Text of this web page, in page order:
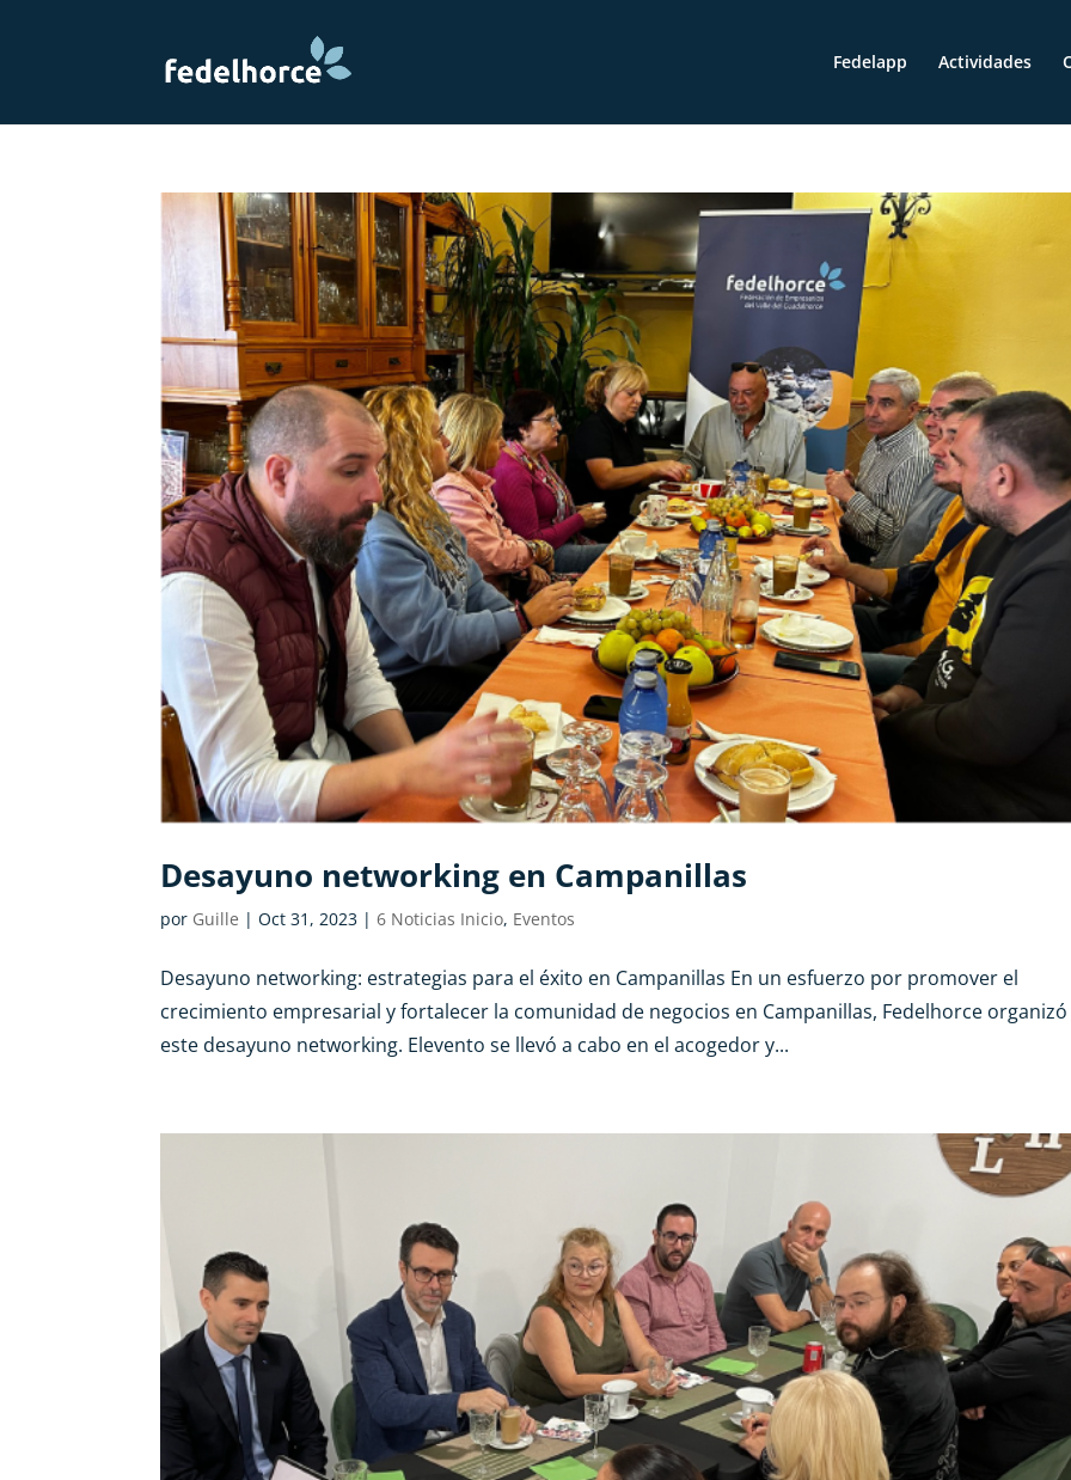
Fedelapp Actividades
Desayuno networking en Campanillas
por Guille |Oct 31, 2023 |6 Noticias Inicio, Eventos
Desayuno networking: estrategias para el éxito en Campanillas En un esfuerzo por promover el
crecimiento empresarial y fortalecer la comunidad de negocios en Campanillas, Fedelhorce
este desayuno networking. Elevento se llevó a cabo en el acogedor y...